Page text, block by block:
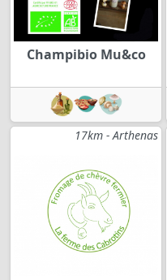
Champibio Mu&co
17km - Arthenas